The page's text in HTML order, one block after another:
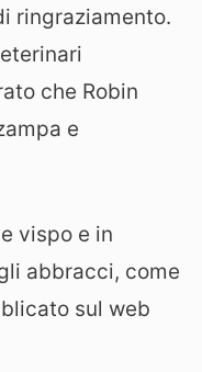
ringraziamento.
che Robin
e
vispo e in
abbracci, come
sul web